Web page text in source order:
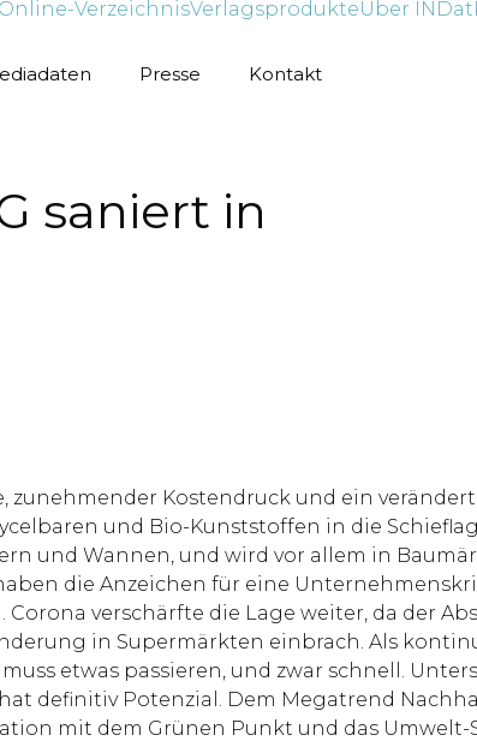
Online-VerzeichnisVerlagsprodukteÜber INDat
Presse Kontakt
saniert in
zunehmender Kostendruck und ein
und Bio-Kunststoffen in die
und Wannen, und wird vor allem in
die Anzeichen für eine
verschärfte die Lage weiter, da der
in Supermärkten einbrach. Als
etwas passieren, und zwar schnell.
definitiv Potenzial. Dem Megatrend
mit dem Grünen Punkt und das Umwelt-